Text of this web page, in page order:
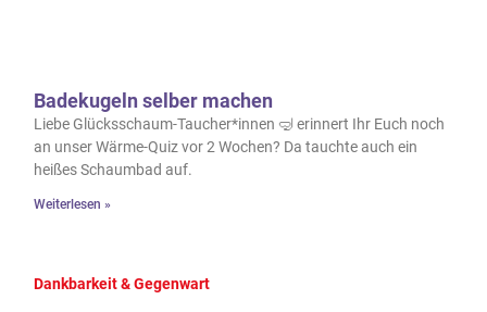
Badekugeln selber machen
Liebe Glücksschaum-Taucher*innen 🤿 erinnert Ihr Euch noch
an unser Wärme-Quiz vor 2 Wochen? Da tauchte auch ein
heißes Schaumbad auf.
Weiterlesen »
Dankbarkeit & Gegenwart